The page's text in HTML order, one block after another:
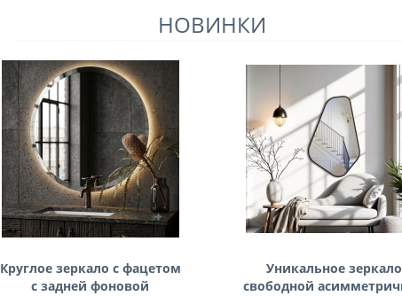
НОВИНКИ
Круглое зеркало с фацетом
с задней фоновой
Уникальное зеркало
свободной